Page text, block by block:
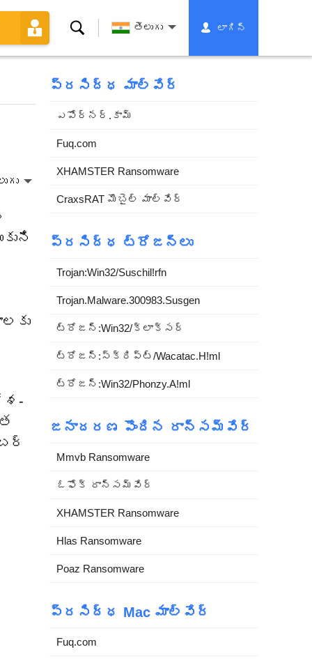
శోధన తెలుగు లాగిన్
ప్రసిద్ధ మాల్వేర్
ఎపోర్నర్.కామ్
Fuq.com
XHAMSTER Ransomware
CraxsRAT మొబైల్ మాల్వేర్
ప్రసిద్ధ ట్రోజన్లు
Trojan:Win32/Suschil!rfn
Trojan.Malware.300983.Susgen
ట్రోజన్:Win32/క్లాక్సర్
ట్రోజన్:స్క్రిప్ట్/Wacatac.H!ml
ట్రోజన్:Win32/Phonzy.A!ml
జనాదరణ పొందిన రాన్సమ్‌వేర్
Mmvb Ransomware
ఓఫోక్ రాన్సమ్‌వేర్
XHAMSTER Ransomware
Hlas Ransomware
Poaz Ransomware
ప్రసిద్ధ Mac మాల్వేర్
Fuq.com